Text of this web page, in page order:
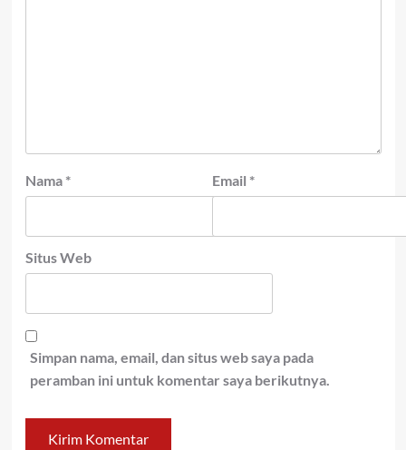
Nama * Email *
Situs Web
Simpan nama, email, dan situs web saya pada
peramban ini untuk komentar saya berikutnya.